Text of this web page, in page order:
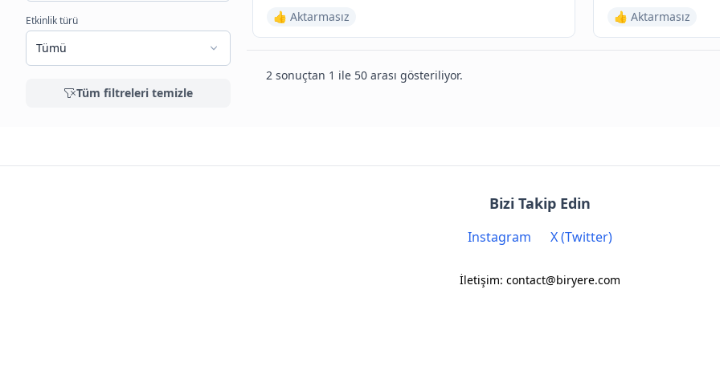
Etkinlik türü
Tümü
Tüm filtreleri temizle
👍 Aktarmasız 👍 Aktarmasız
2 sonuçtan 1 ile 50 arası gösteriliyor.
Bizi Takip Edin
Instagram X (Twitter)
İletişim: contact@biryere.com